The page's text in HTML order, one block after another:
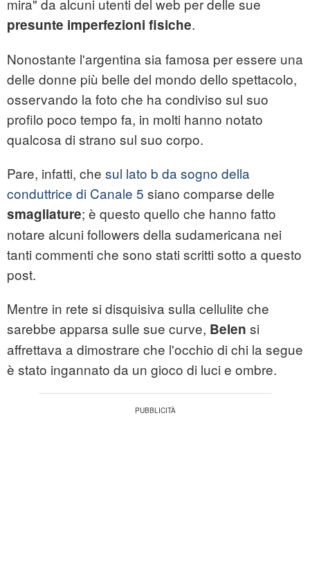
mira" da alcuni utenti del web per delle sue
presunte imperfezioni fisiche.
Nonostante l'argentina sia famosa per essere una
delle donne più belle del mondo dello spettacolo,
osservando la foto che ha condiviso sul suo
profilo poco tempo fa, in molti hanno notato
qualcosa di strano sul suo corpo.
Pare, infatti, che sul lato b da sogno della
conduttrice di Canale 5 siano comparse delle
smagliature; è questo quello che hanno fatto
notare alcuni followers della sudamericana nei
tanti commenti che sono stati scritti sotto a questo
post.
Mentre in rete si disquisiva sulla cellulite che
sarebbe apparsa sulle sue curve, Belen si
affrettava a dimostrare che l'occhio di chi la segue
è stato ingannato da un gioco di luci e ombre.